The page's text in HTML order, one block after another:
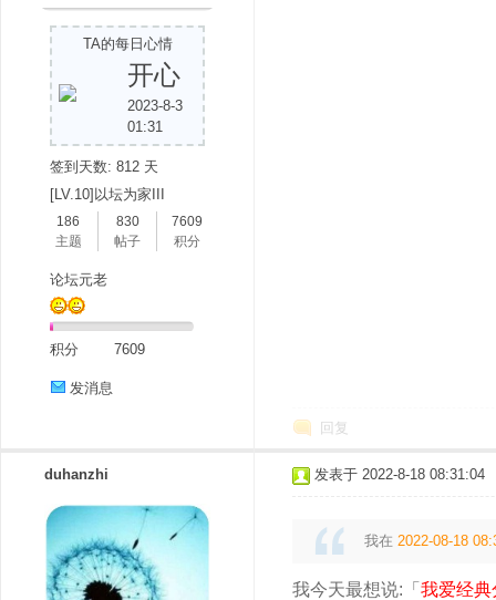
TA的每日心情
开心
2023-8-3
01:31
签到天数: 812 天
[LV.10]以坛为家III
186
主题
830
帖子
7609
积分
论坛元老
积分 7609
发消息
回复
duhanzhi 发表于 2022-8-18 08:31:04
我在 2022-08-18
我今天最想说:「 我爱经典